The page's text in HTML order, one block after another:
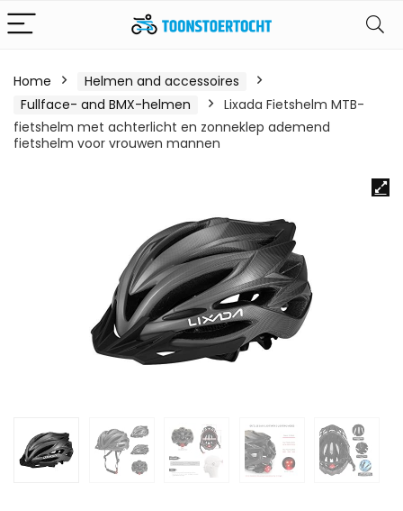
Home
Helmen and accessoires
Fullface- and BMX-helmen
Lixada Fietshelm MTB-
fietshelm met achterlicht en zonneklep ademend
fietshelm voor vrouwen mannen